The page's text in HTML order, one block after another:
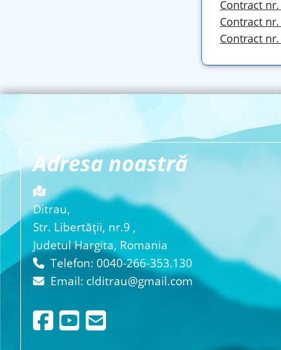
Contract
Contract
Contract
Adresa noastră
Ditrau,
Str. Libertăţii, nr.9 ,
Judetul Hargita, Romania
Telefon: 0040-266-353.130
Email: clditrau@gmail.com